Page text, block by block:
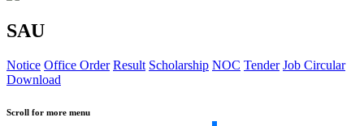
SAU
Notice Office Order Result Scholarship NOC Tender Job Circular
Download
Scroll for more menu